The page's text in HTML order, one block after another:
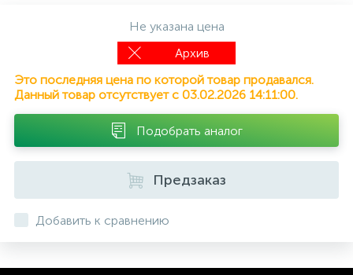
Не указана цена
Архив
Это последняя цена по которой товар продавался.
Данный товар отсутствует с 03.02.2026 14:11:00.
Подобрать аналог
Предзаказ
Добавить к сравнению